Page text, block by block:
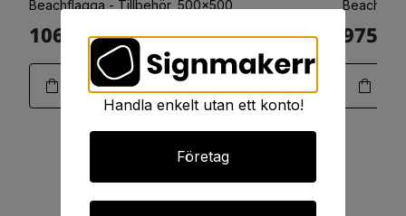
Beachflagga - Tillbehör, 500x500
1063:- Art.11-0188 975:-
Handla enkelt utan ett konto!
Företag